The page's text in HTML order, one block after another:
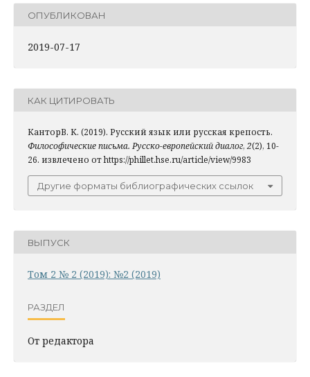
ОПУБЛИКОВАН
2019-07-17
КАК ЦИТИРОВАТЬ
КанторВ. К. (2019). Русский язык или русская крепость.
Философические письма. Русско-европейский диалог, 2(2), 10-
26. извлечено от https://phillet.hse.ru/article/view/9983
Другие форматы библиографических ссылок
ВЫПУСК
Том 2 № 2 (2019): №2 (2019)
РАЗДЕЛ
От редактора